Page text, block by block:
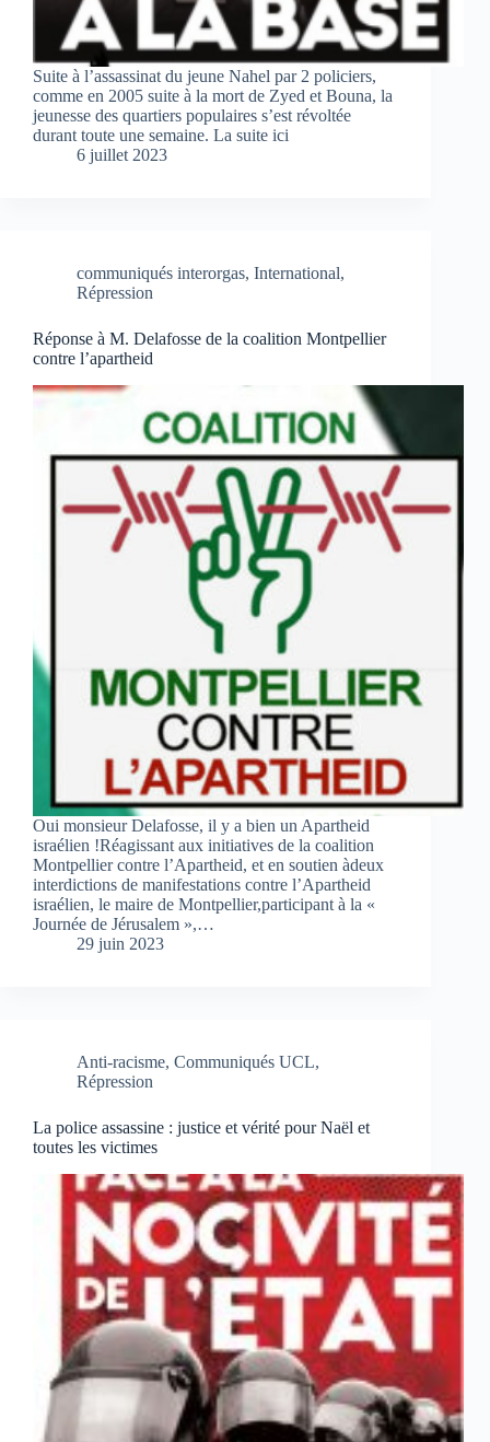
Suite à l’assassinat du jeune Nahel par 2 policiers,
comme en 2005 suite à la mort de Zyed et Bouna, la
jeunesse des quartiers populaires s’est révoltée
durant toute une semaine. La suite ici
6 juillet 2023
communiqués interorgas, International,
Répression
Réponse à M. Delafosse de la coalition Montpellier
contre l’apartheid
Oui monsieur Delafosse, il y a bien un Apartheid
israélien !Réagissant aux initiatives de la coalition
Montpellier contre l’Apartheid, et en soutien àdeux
interdictions de manifestations contre l’Apartheid
israélien, le maire de Montpellier,participant à la «
Journée de Jérusalem »,…
29 juin 2023
Anti-racisme, Communiqués UCL,
Répression
La police assassine : justice et vérité pour Naël et
toutes les victimes